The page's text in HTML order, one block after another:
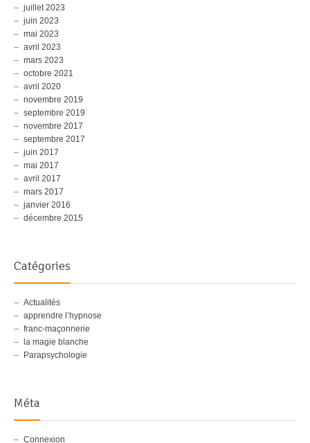
juillet 2023
juin 2023
mai 2023
avril 2023
mars 2023
octobre 2021
avril 2020
novembre 2019
septembre 2019
novembre 2017
septembre 2017
juin 2017
mai 2017
avril 2017
mars 2017
janvier 2016
décembre 2015
Catégories
Actualités
apprendre l’hypnose
franc-maçonnerie
la magie blanche
Parapsychologie
Méta
Connexion